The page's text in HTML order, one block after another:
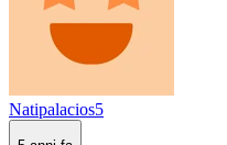
Natipalacios5